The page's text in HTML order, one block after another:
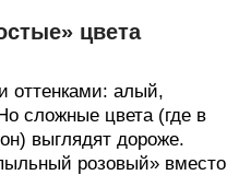
цвета
оттенками: алый,
сложные цвета (где в
выглядят дороже.
розовый» вместо